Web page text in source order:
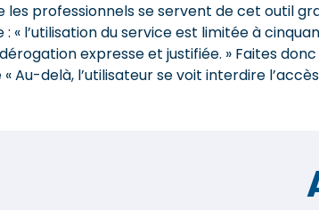
les professionnels se servent de cet outil
« l’utilisation du service est limitée à
expresse et justifiée. » Faites
Au-delà, l’utilisateur se voit interdire